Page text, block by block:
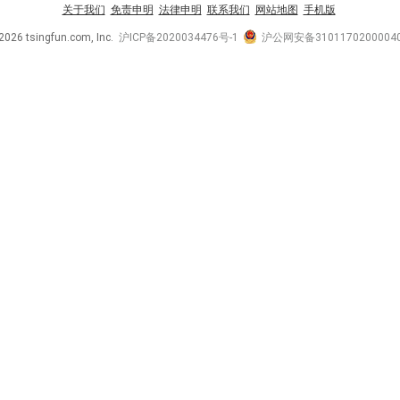
关于我们 免责申明 法律申明 联系我们 网站地图 手机版
tsingfun.com, Inc. 沪ICP备2020034476号-1 沪公网安备